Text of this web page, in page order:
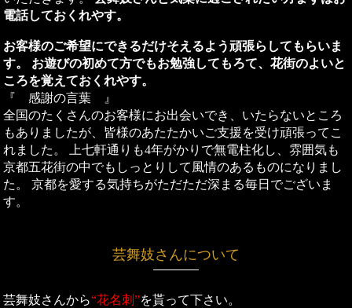
電話しておくれやす。
お客様のご希望にできるだけそえるよう頑張らしてもらいま
す。
お遊びの初めて方でもお勉強してもろて、花街のよいと
ころを覚えておくれやす。
『 感謝の言葉 』
全国のたくさんのお客様にお出会いでき、いたらないところ
もありましたが、皆様のあたたかいご支援を受け頑張ってこ
れました。 上七軒通りも4年がかりで無電柱化し、雰囲気も
京都五花街の中でもしっとりして風情のあるものになりまし
た。 京都を愛する気持ちがただただ深まる毎日でございま
す。
芸舞妓さんについて
芸舞妓さんから“花名刺”を貰って下さい。